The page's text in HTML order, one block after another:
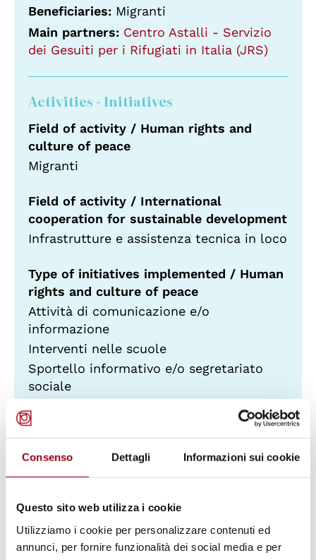
Consenso Dettagli Informazioni sui cookie
Questo sito web utilizza i cookie
Utilizziamo i cookie per personalizzare contenuti ed
annunci, per fornire funzionalità dei social media e per
Beneficiaries: Migranti
Main partners: Centro Astalli - Servizio
dei Gesuiti per i Rifugiati in Italia (JRS)
Activities - Initiatives
Field of activity / Human rights and
culture of peace
Migranti
Field of activity / International
cooperation for sustainable development
Infrastrutture e assistenza tecnica in loco
Type of initiatives implemented / Human
rights and culture of peace
Attività di comunicazione e/o
informazione
Interventi nelle scuole
Sportello informativo e/o segretariato
sociale
Type of initiatives implemented / Human
rights and culture of peace
Iniziative di sensibilizzazione e
promozione
Predisposizione progetti di fattibilità
Geographic location of interventions